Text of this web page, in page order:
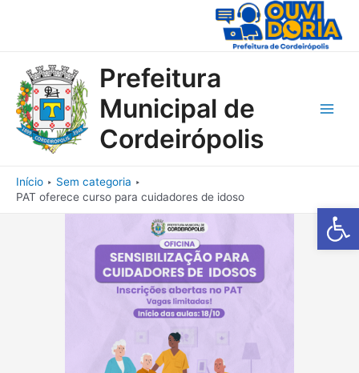
Barra de
Prefeitura
Municipal de
Cordeirópolis
Início
Sem categoria
PAT oferece curso para cuidadores de idoso